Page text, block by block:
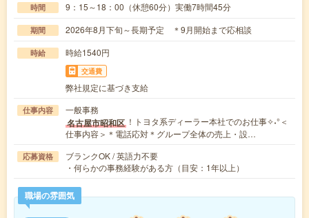
時間 9：15～18：00（休憩60分）実働7時間45分
期間 2026年8月下旬～長期予定 ＊9月開始まで応相談
時給 時給1540円
交通費
弊社規定に基づき支給
仕事内容 一般事務
名古屋市昭和区 ！トヨタ系ディーラー本社でのお仕事✧˖°＜
仕事内容＞＊電話応対＊グループ全体の売上・設…
応募資格
ブランクOK / 英語力不要
・何らかの事務経験がある方（目安：1年以上）
職場の雰囲気